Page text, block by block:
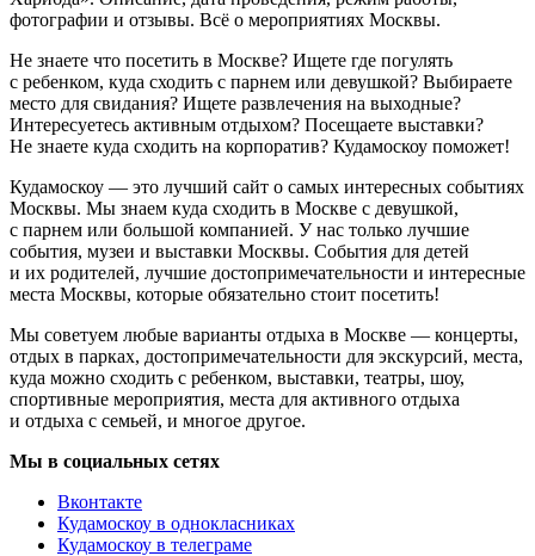
фотографии и отзывы. Всё о мероприятиях Москвы.
Не знаете что посетить в Москве? Ищете где погулять
с ребенком, куда сходить с парнем или девушкой? Выбираете
место для свидания? Ищете развлечения на выходные?
Интересуетесь активным отдыхом? Посещаете выставки?
Не знаете куда сходить на корпоратив? Кудамоскоу поможет!
Кудамоскоу — это лучший сайт о самых интересных событиях
Москвы. Мы знаем куда сходить в Москве с девушкой,
с парнем или большой компанией. У нас только лучшие
события, музеи и выставки Москвы. События для детей
и их родителей, лучшие достопримечательности и интересные
места Москвы, которые обязательно стоит посетить!
Мы советуем любые варианты отдыха в Москве — концерты,
отдых в парках, достопримечательности для экскурсий, места,
куда можно сходить с ребенком, выставки, театры, шоу,
спортивные мероприятия, места для активного отдыха
и отдыха с семьей, и многое другое.
Мы в социальных сетях
Вконтакте
Кудамоскоу в однокласниках
Кудамоскоу в телеграме